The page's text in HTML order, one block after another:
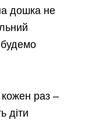
дошка не
раз –
діти